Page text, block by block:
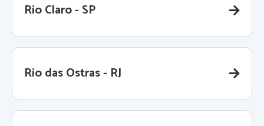
Rio Claro - SP
Rio das Ostras - RJ